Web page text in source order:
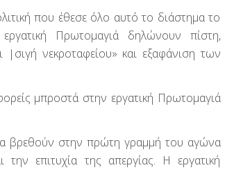
που έθεσε όλο αυτό το διάστημα το
Πρωτομαγιά δηλώνουν πίστη,
νεκροταφείου» και εξαφάνιση των
μπροστά στην εργατική Πρωτομαγιά
βρεθούν στην πρώτη γραμμή του αγώνα
επιτυχία της απεργίας. Η εργατική